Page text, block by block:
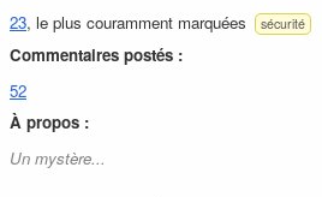
23, le plus couramment marquées sécurité
Commentaires postés :
52
À propos :
Un mystère...